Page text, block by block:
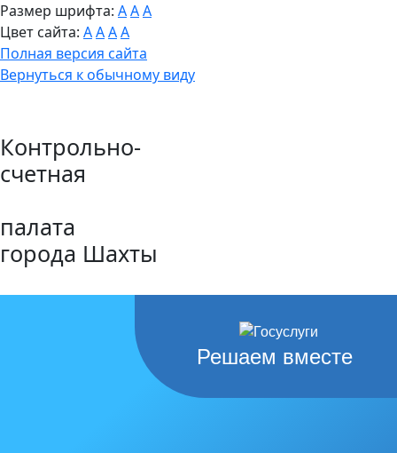
Размер шрифта: AAA
Цвет сайта: AAAA
Полная версия сайта
Вернуться к обычному виду
Контрольно-
счетная
палата
города Шахты
Решаем вместе